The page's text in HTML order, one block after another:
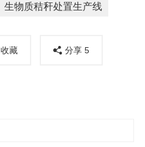
生物质秸秆处置生产线
收藏 分享 5